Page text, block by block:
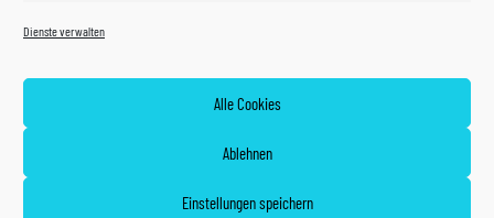
Dienste verwalten
Alle Cookies
Ablehnen
Einstellungen speichern
©